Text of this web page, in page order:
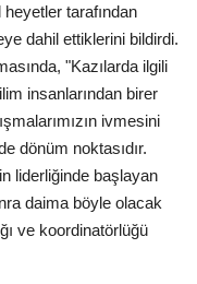
tarafından
dahil ettiklerini bildirdi.
"Kazılarda ilgili
insanlarından birer
ivmesini
dönüm noktasıdır.
liderliğinde başlayan
daima böyle olacak
ve koordinatörlüğü